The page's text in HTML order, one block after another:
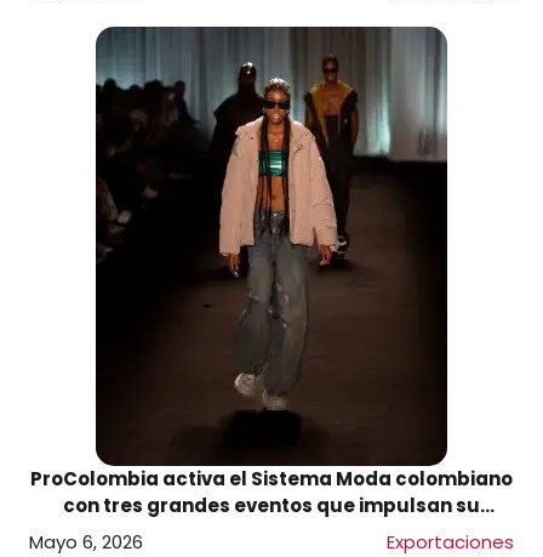
ProColombia activa el Sistema Moda colombiano
con tres grandes eventos que impulsan su
Mayo 6, 2026 Exportaciones